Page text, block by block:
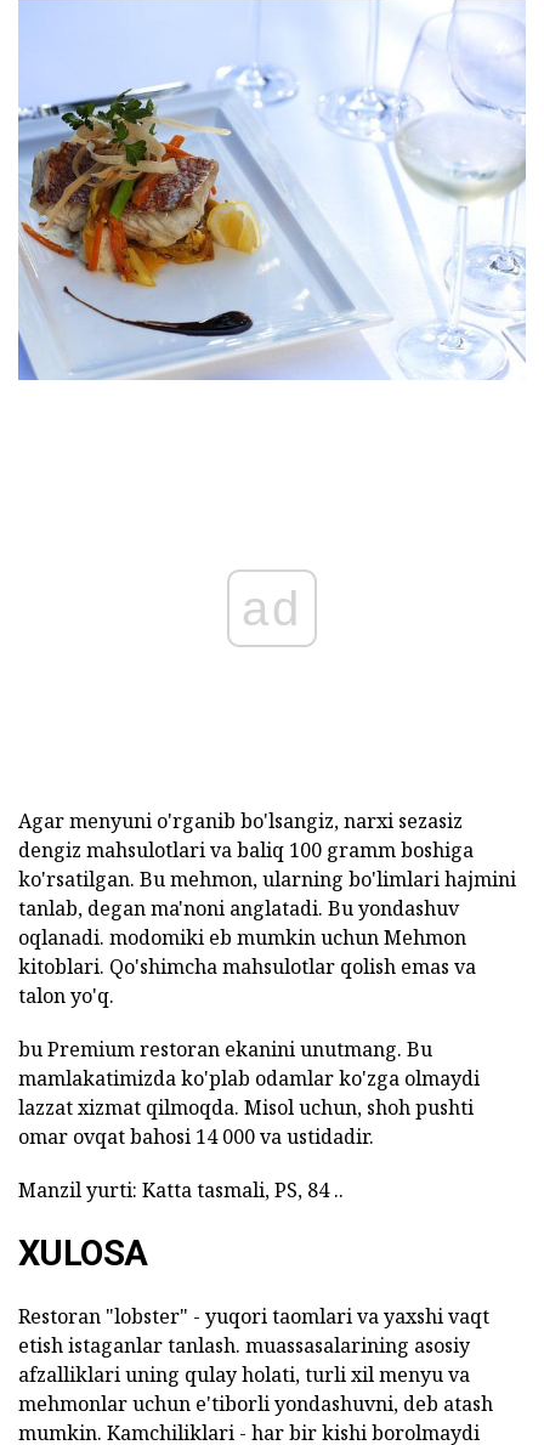
ad
Agar menyuni o'rganib bo'lsangiz, narxi sezasiz
dengiz mahsulotlari va baliq 100 gramm boshiga
ko'rsatilgan. Bu mehmon, ularning bo'limlari hajmini
tanlab, degan ma'noni anglatadi. Bu yondashuv
oqlanadi. modomiki eb mumkin uchun Mehmon
kitoblari. Qo'shimcha mahsulotlar qolish emas va
talon yo'q.
bu Premium restoran ekanini unutmang. Bu
mamlakatimizda ko'plab odamlar ko'zga olmaydi
lazzat xizmat qilmoqda. Misol uchun, shoh pushti
omar ovqat bahosi 14 000 va ustidadir.
Manzil yurti: Katta tasmali, PS, 84 ..
XULOSA
Restoran "lobster" - yuqori taomlari va yaxshi vaqt
etish istaganlar tanlash. muassasalarining asosiy
afzalliklari uning qulay holati, turli xil menyu va
mehmonlar uchun e'tiborli yondashuvni, deb atash
mumkin. Kamchiliklari - har bir kishi borolmaydi